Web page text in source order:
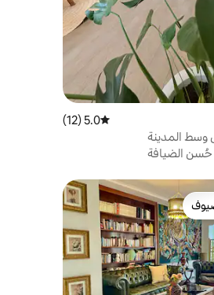
متوسط التقييم 5.0 من 5، 12 مراجعات
5.0 (12)
وسط المدينة
حُسن الضيافة